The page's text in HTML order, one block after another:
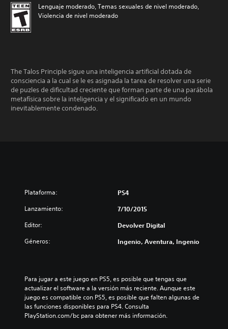
Lenguaje moderado, Temas sexuales de nivel moderado,
Violencia de nivel moderado
The Talos Principle sigue una inteligencia artificial dotada de
consciencia a la cual se le es asignada la tarea de resolver una serie
de puzles de dificultad creciente que forman parte de una parábola
metafísica sobre la inteligencia y el significado en un mundo
inevitablemente condenado.
Plataforma: PS4
Lanzamiento: 7/10/2015
Editor: Devolver Digital
Géneros: Ingenio, Aventura, Ingenio
Para jugar a este juego en PS5, es posible que tengas que
actualizar el software a la versión más reciente. Aunque este
juego es compatible con PS5, es posible que falten algunas de
las funciones disponibles para PS4. Consulta
PlayStation.com/bc para obtener más información.